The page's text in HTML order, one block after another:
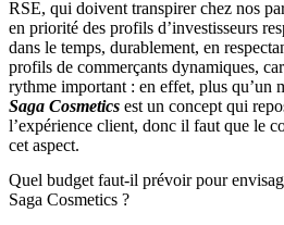
RSE, qui doivent transpirer chez nos
en priorité des profils d’investisseurs
dans le temps, durablement, en
profils de commerçants dynamiques,
rythme important : en effet, plus qu’un
Saga Cosmetics est un concept qui
l’expérience client, donc il faut que le
cet aspect.
Quel budget faut-il prévoir pour
Saga Cosmetics ?